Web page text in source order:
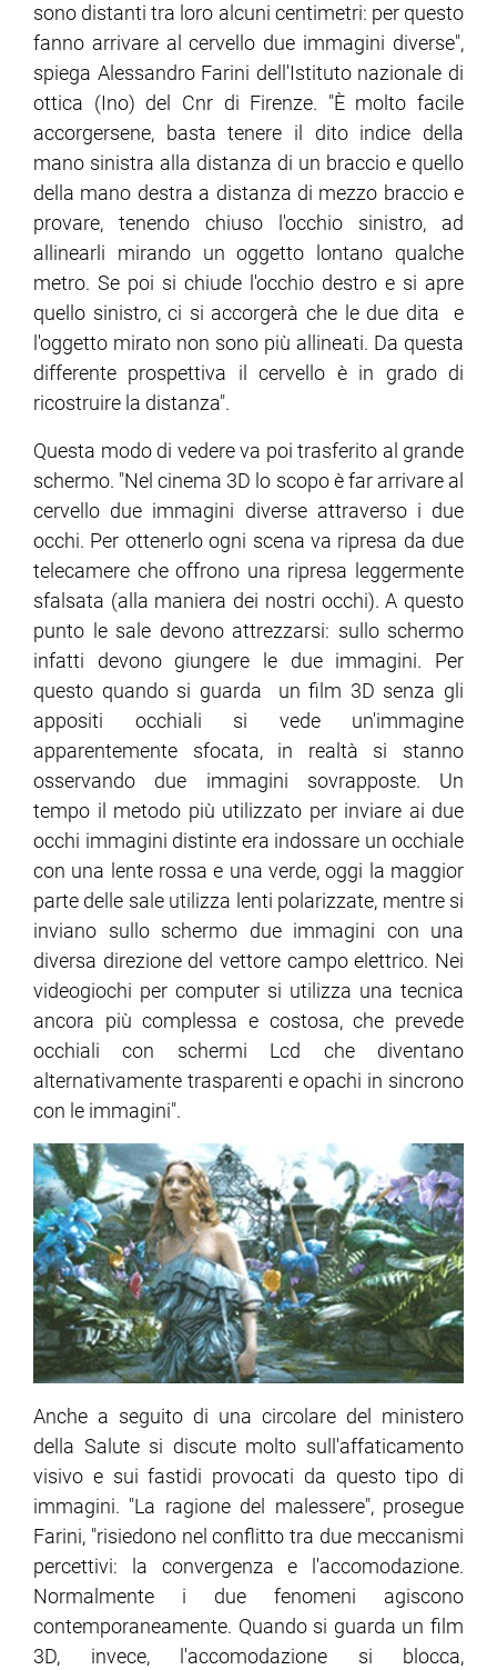
sono distanti tra loro alcuni centimetri: per questo
fanno arrivare al cervello due immagini diverse",
spiega Alessandro Farini dell'Istituto nazionale di
ottica (Ino) del Cnr di Firenze. "È molto facile
accorgersene, basta tenere il dito indice della
mano sinistra alla distanza di un braccio e quello
della mano destra a distanza di mezzo braccio e
provare, tenendo chiuso l'occhio sinistro, ad
allinearli mirando un oggetto lontano qualche
metro. Se poi si chiude l'occhio destro e si apre
quello sinistro, ci si accorgerà che le due dita e
l'oggetto mirato non sono più allineati. Da questa
differente prospettiva il cervello è in grado di
ricostruire la distanza".
Questa modo di vedere va poi trasferito al grande
schermo. "Nel cinema 3D lo scopo è far arrivare al
cervello due immagini diverse attraverso i due
occhi. Per ottenerlo ogni scena va ripresa da due
telecamere che offrono una ripresa leggermente
sfalsata (alla maniera dei nostri occhi). A questo
punto le sale devono attrezzarsi: sullo schermo
infatti devono giungere le due immagini. Per
questo quando si guarda un film 3D senza gli
appositi occhiali si vede un'immagine
apparentemente sfocata, in realtà si stanno
osservando due immagini sovrapposte. Un
tempo il metodo più utilizzato per inviare ai due
occhi immagini distinte era indossare un occhiale
con una lente rossa e una verde, oggi la maggior
parte delle sale utilizza lenti polarizzate, mentre si
inviano sullo schermo due immagini con una
diversa direzione del vettore campo elettrico. Nei
videogiochi per computer si utilizza una tecnica
ancora più complessa e costosa, che prevede
occhiali con schermi Lcd che diventano
alternativamente trasparenti e opachi in sincrono
con le immagini".
Anche a seguito di una circolare del ministero
della Salute si discute molto sull'affaticamento
visivo e sui fastidi provocati da questo tipo di
immagini. "La ragione del malessere", prosegue
Farini, "risiedono nel conflitto tra due meccanismi
percettivi: la convergenza e l'accomodazione.
Normalmente i due fenomeni agiscono
contemporaneamente. Quando si guarda un film
3D, invece, l'accomodazione si blocca,